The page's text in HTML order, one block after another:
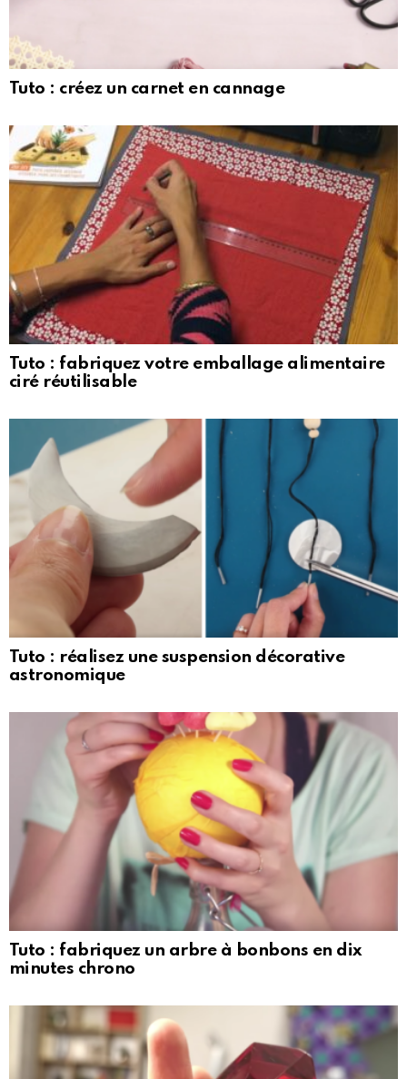
Tuto : créez un carnet en cannage
Tuto : fabriquez votre emballage alimentaire
ciré réutilisable
Tuto : réalisez une suspension décorative
astronomique
Tuto : fabriquez un arbre à bonbons en dix
minutes chrono